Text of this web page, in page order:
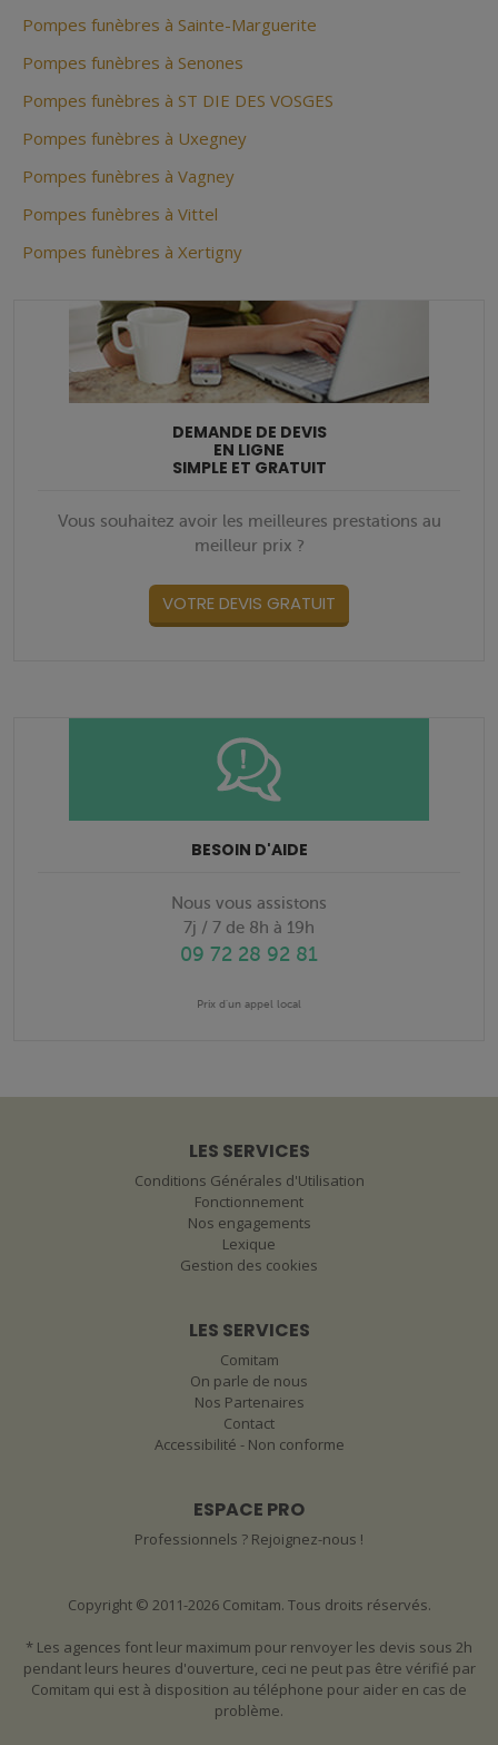
Pompes funèbres à Sainte-Marguerite
Pompes funèbres à Senones
Pompes funèbres à ST DIE DES VOSGES
Pompes funèbres à Uxegney
Pompes funèbres à Vagney
Pompes funèbres à Vittel
Pompes funèbres à Xertigny
DEMANDE DE DEVIS
EN LIGNE
SIMPLE ET GRATUIT
Vous souhaitez avoir les meilleures prestations au
meilleur prix ?
VOTRE DEVIS GRATUIT
BESOIN D'AIDE
Nous vous assistons
7j / 7 de 8h à 19h
09 72 28 92 81
Prix d'un appel local
LES SERVICES
Conditions Générales d'Utilisation
Fonctionnement
Nos engagements
Lexique
Gestion des cookies
LES SERVICES
Comitam
On parle de nous
Nos Partenaires
Contact
Accessibilité - Non conforme
ESPACE PRO
Professionnels ? Rejoignez-nous !
Copyright © 2011-2026 Comitam. Tous droits réservés.
* Les agences font leur maximum pour renvoyer les devis sous 2h
pendant leurs heures d'ouverture, ceci ne peut pas être vérifié par
Comitam qui est à disposition au téléphone pour aider en cas de
problème.